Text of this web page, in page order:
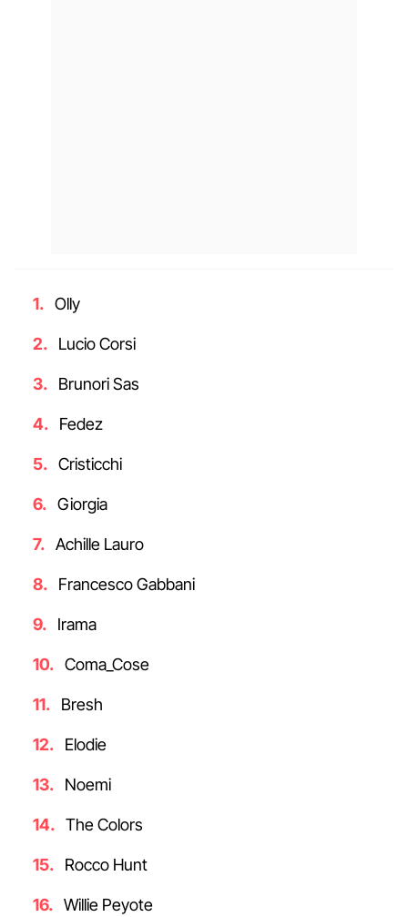
Olly
Lucio Corsi
Brunori Sas
Fedez
Cristicchi
Giorgia
Achille Lauro
Francesco Gabbani
Irama
Coma_Cose
Bresh
Elodie
Noemi
The Colors
Rocco Hunt
Willie Peyote